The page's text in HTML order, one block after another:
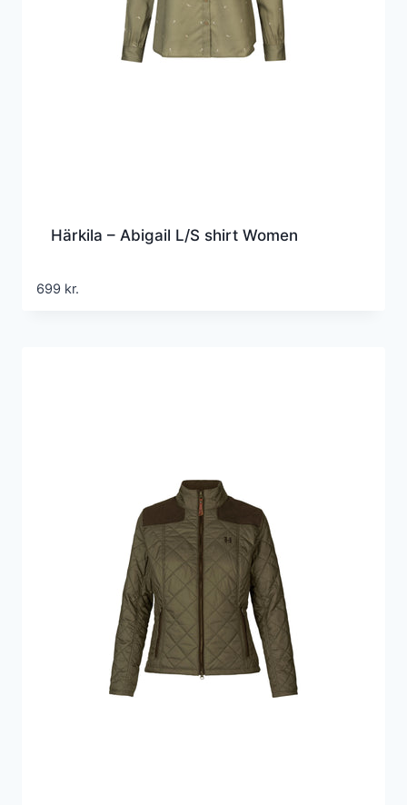
Härkila – Abigail L/S shirt Women
699 kr.